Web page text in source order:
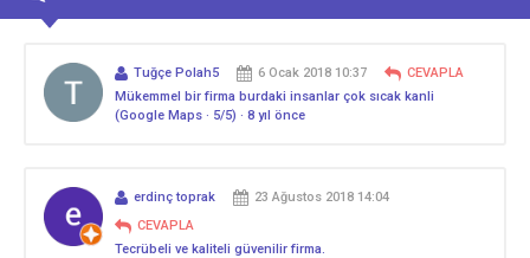
Tuğçe Polah5 6 Ocak 2018 10:37
CEVAPLA
Mükemmel bir firma burdaki insanlar çok sıcak kanli
(Google Maps · 5/5) · 8 yıl önce
erdinç toprak
23 Ağustos 2018 14:04
CEVAPLA
Tecrübeli ve kaliteli güvenilir firma.